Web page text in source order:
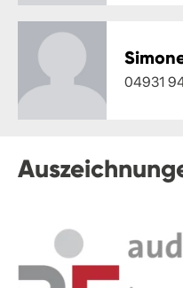
04931